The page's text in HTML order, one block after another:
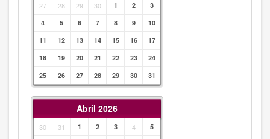
27 28 29 30 1 2
3
4
5 6 7 8 9
10
11
12 13 14 15 16
17
18
19 20 21 22 23
24
25
26 27 28 29 30 31
Abril 2026
30 31 1 2 3 4
5